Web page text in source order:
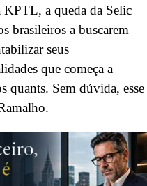
KPTL, a queda da Selic
brasileiros a buscarem
seus
que começa a
quants. Sem dúvida, esse